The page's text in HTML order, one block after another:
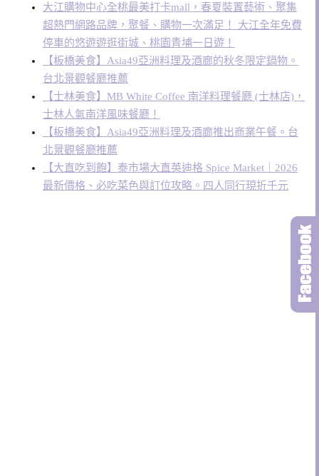
大江購物中心全桃最美打卡mall，春夏裝置藝術、聚集
超熱門網路品牌，聚餐、購物一次滿足！ 大江全年免費
停車的悠遊遊逛街城、桃園青埔一日遊！
【板橋美食】Asia49亞洲料理及酒廊的秋冬限定鍋物。
台北景觀餐廳推薦
【士林美食】MB White Coffee 南洋料理餐廳 (士林店)，
士林人氣南洋風味餐廳！
【板橋美食】Asia49亞洲料理及酒廊推出商業午餐。台
北景觀餐廳推薦
【大直吃到飽】泰市場大直英迪格 Spice Market｜2026
最新價格、必吃菜色與訂位攻略。四人同行現折千元